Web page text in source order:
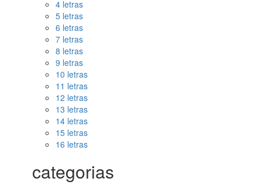
4 letras
5 letras
6 letras
7 letras
8 letras
9 letras
10 letras
11 letras
12 letras
13 letras
14 letras
15 letras
16 letras
categorias